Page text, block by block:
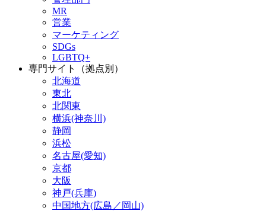
MR
営業
マーケティング
SDGs
LGBTQ+
専門サイト（拠点別）
北海道
東北
北関東
横浜(神奈川)
静岡
浜松
名古屋(愛知)
京都
大阪
神戸(兵庫)
中国地方(広島／岡山)